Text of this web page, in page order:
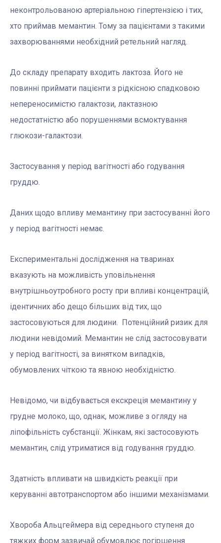
неконтрольованою артеріальною гіпертензією і тих,
хто приймав мемантин. Тому за пацієнтами з такими
захворюваннями необхідний ретельний нагляд.
До складу препарату входить лактоза. Його не
повинні приймати пацієнти з рідкісною спадковою
непереносимістю галактози, лактазною
недостатністю або порушеннями всмоктування
глюкози-галактози.
Застосування у період вагітності або годування
груддю.
Даних щодо впливу мемантину при застосуванні його
у період вагітності немає.
Експериментальні дослідження на тваринах
вказують на можливість уповільнення
внутрішньоутробного росту при впливі концентрацій,
ідентичних або дещо більших від тих, що
застосовуються для людини. Потенційний ризик для
людини невідомий. Мемантин не слід застосовувати
у період вагітності, за винятком випадків,
обумовлених чіткою та явною необхідністю.
Невідомо, чи відбувається екскреція мемантину у
грудне молоко, що, однак, можливе з огляду на
ліпофільність субстанції. Жінкам, які застосовують
мемантин, слід утриматися від годування груддю.
Здатність впливати на швидкість реакції при
керуванні автотранспортом або іншими механізмами.
Хвороба Альцгеймера від середнього ступеня до
тяжких форм зазвичай обумовлює погіршення